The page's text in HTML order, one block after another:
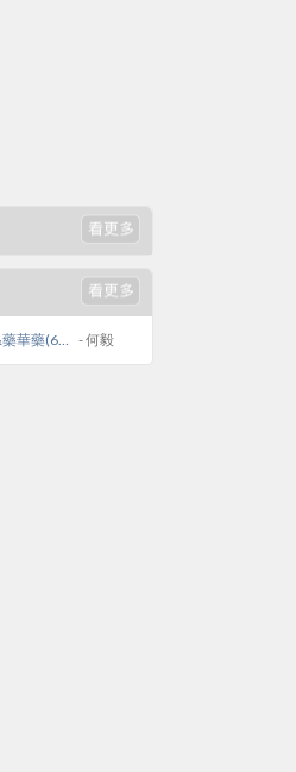
- 何毅
獅富您好~請問AES-KY(6781)&藥華藥(6446)成本皆在130到140左右，請問後續還有看漲機會嗎?